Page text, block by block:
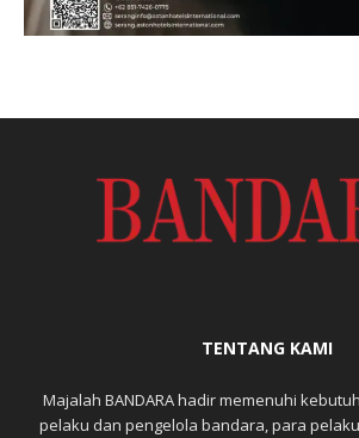
TENTANG KAMI
Majalah BANDARA hadir memenuhi
pelaku dan pengelola bandara, para